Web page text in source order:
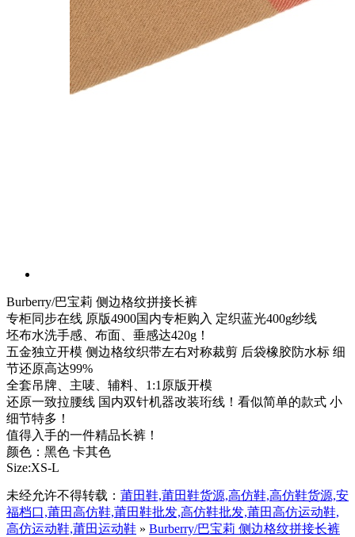
Burberry/巴宝莉 侧边格纹拼接长裤
专柜同步在线 原版4900国内专柜购入 定织蓝光400g纱线
坯布水洗手感、布面、垂感达420g！
五金独立开模 侧边格纹织带左右对称裁剪 后袋橡胶防水标 细
节还原高达99%
全套吊牌、主唛、辅料、1:1原版开模
还原一致拉腰线 国内双针机器改装珩线！看似简单的款式 小
细节特多！
值得入手的一件精品长裤！
颜色：黑色 卡其色
Size:XS-L
未经允许不得转载： 莆田鞋,莆田鞋货源,高仿鞋,高仿鞋货源,安
福档口,莆田高仿鞋,莆田鞋批发,高仿鞋批发,莆田高仿运动鞋,
高仿运动鞋,莆田运动鞋 » Burberry/巴宝莉 侧边格纹拼接长裤